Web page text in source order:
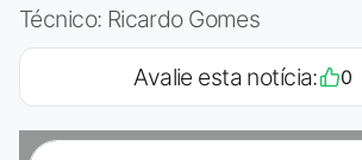
Técnico: Ricardo Gomes
Avalie esta notícia: 0